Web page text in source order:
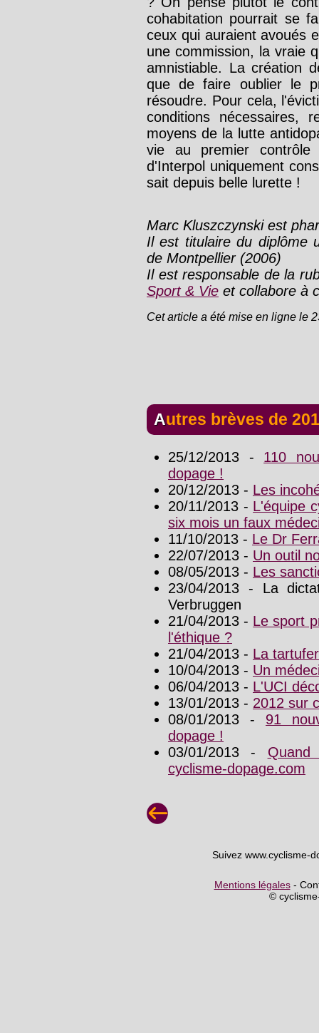
cohabitation pourrait se
ceux qui auraient avoués
une commission, la vraie
amnistiable. La création
que de faire oublier le
résoudre. Pour cela,
conditions nécessaires,
moyens de la lutte
vie au premier
d'Interpol uniquement
sait depuis belle lurette !
Marc Kluszczynski est
Il est titulaire du diplôme
de Montpellier (2006)
Il est responsable de la
Sport & Vie et collabore à
Cet article a été mise en ligne le
Autres brèves de
25/12/2013 - 110
dopage !
20/12/2013 - Les
20/11/2013 - L'équipe
six mois un faux
11/10/2013 - Le Dr
22/07/2013 - Un outil
08/05/2013 - Les
23/04/2013 - La
Verbruggen
21/04/2013 - Le sport
l'éthique ?
21/04/2013 - La
10/04/2013 - Un
06/04/2013 - L'UCI
13/01/2013 - 2012 sur
08/01/2013 - 91
dopage !
03/01/2013 -
cyclisme-dopage.com
Suivez www.cyclisme-
Mentions légales-
©